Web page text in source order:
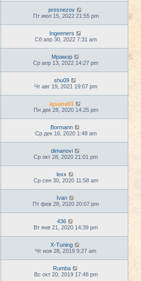
presnezov
Пт июл 15, 2022 21:55 pm
Ingeeners
Сб апр 30, 2022 7:31 am
Мрамор
Ср апр 13, 2022 14:27 pm
shu09
Чт авг 19, 2021 19:07 pm
iguana01
Пн дек 28, 2020 14:25 pm
Bormann
Ср дек 16, 2020 1:48 am
dimanovi
Ср окт 28, 2020 21:01 pm
lexx
Ср сен 30, 2020 11:58 am
Ivan
Пт фев 28, 2020 20:07 pm
436
Вт янв 21, 2020 14:39 pm
X-Tuning
Чт ноя 28, 2019 9:27 am
Rumba
Вс окт 20, 2019 17:48 pm